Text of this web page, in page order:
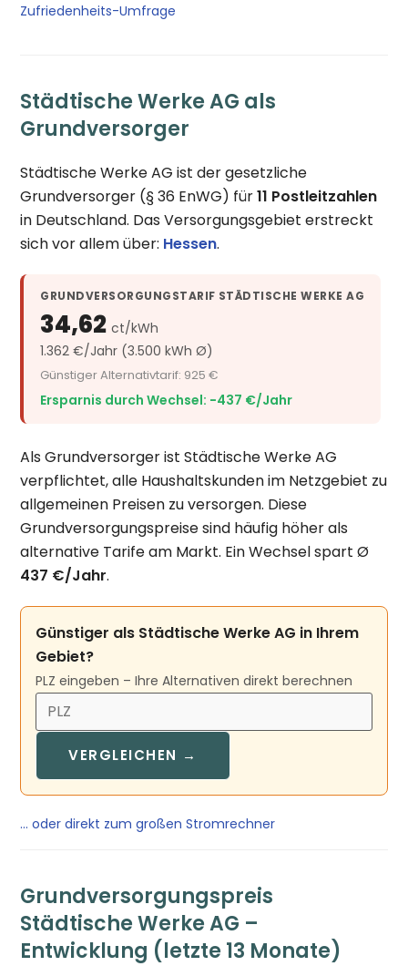
Zufriedenheits-Umfrage
Städtische Werke AG als
Grundversorger
Städtische Werke AG ist der gesetzliche
Grundversorger (§ 36 EnWG) für11 Postleitzahlen
in Deutschland. Das Versorgungsgebiet erstreckt
sich vor allem über: Hessen.
GRUNDVERSORGUNGSTARIF STÄDTISCHE WERKE AG
34,62ct/kWh
1.362 €/Jahr (3.500 kWh Ø)
Günstiger Alternativtarif: 925 €
Ersparnis durch Wechsel: −437 €/Jahr
Als Grundversorger ist Städtische Werke AG
verpflichtet, alle Haushaltskunden im Netzgebiet zu
allgemeinen Preisen zu versorgen. Diese
Grundversorgungspreise sind häufig höher als
alternative Tarife am Markt. Ein Wechsel spart Ø
437 €/Jahr.
Günstiger als Städtische Werke AG in Ihrem
Gebiet?
PLZ eingeben – Ihre Alternativen direkt berechnen
VERGLEICHEN →
… oder direkt zum großen Stromrechner
Grundversorgungspreis
Städtische Werke AG –
Entwicklung (letzte 13 Monate)